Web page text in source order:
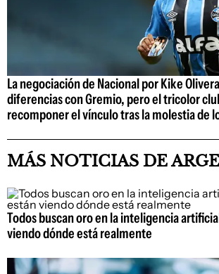
La negociación de Nacional por Kike
diferencias con Gremio, pero el tricolor
recomponer el vínculo tras la molestia de
MÁS NOTICIAS DE
Todos buscan oro en la inteligencia
viendo dónde está realmente